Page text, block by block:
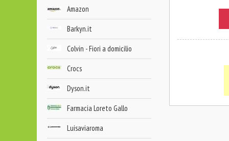
Amazon
Barkyn.it
Colvin - Fiori a domicilio
Crocs
Dyson.it
Farmacia Loreto Gallo
Luisaviaroma